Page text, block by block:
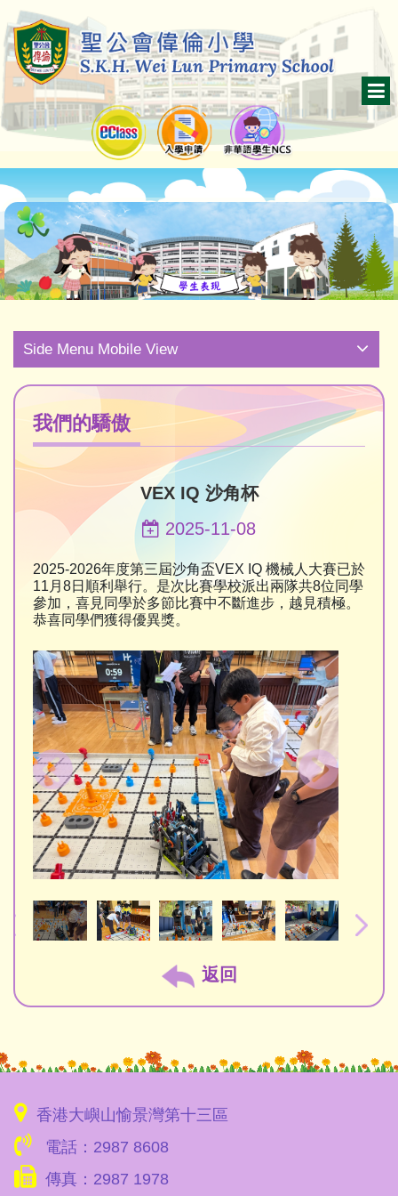
Side Menu Mobile View
我們的驕傲
VEX IQ 沙角杯
2025-11-08
2025-2026年度第三屆沙角盃VEX IQ 機械人大賽已於
11月8日順利舉行。是次比賽學校派出兩隊共8位同學
參加，喜見同學於多節比賽中不斷進步，越見積極。
恭喜同學們獲得優異獎。
返回
香港大嶼山愉景灣第十三區
電話：2987 8608
傳真：2987 1978